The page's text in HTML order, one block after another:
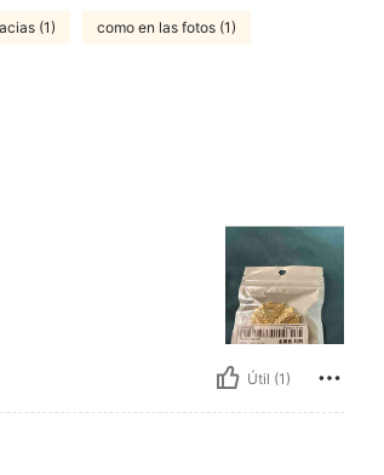
(1) como en las fotos (1)
Útil (1)